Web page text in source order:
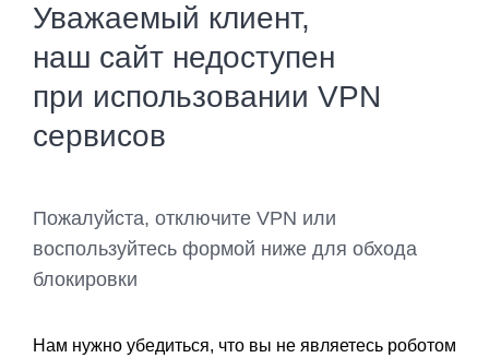
Уважаемый клиент,
наш сайт недоступен
при использовании VPN
сервисов
Пожалуйста, отключите VPN или
воспользуйтесь формой ниже для обхода
блокировки
Нам нужно убедиться, что вы не являетесь роботом